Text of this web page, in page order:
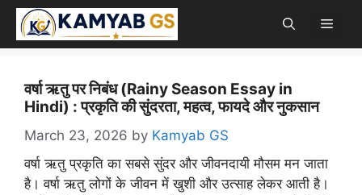
Skip
content
वर्षा ऋतु पर निबंध (Rainy Season Essay in
Hindi) : प्रकृति की सुंदरता, महत्व, फायदे और नुकसान
March 23, 2026 by Kamyab GS
वर्षा ऋतु प्रकृति का सबसे सुंदर और जीवनदायी मौसम मन जाता
है। वर्षा ऋतु लोगों के जीवन में खुशी और उत्साह लेकर आती है।